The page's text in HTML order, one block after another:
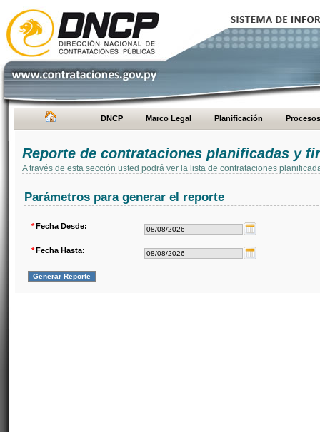
DNCP Marco Legal Planificación Procesos
Reporte de contrataciones planificadas y
A través de esta sección usted podrá ver la lista de contrataciones
Parámetros para generar el reporte
*Fecha Desde:
*Fecha Hasta: